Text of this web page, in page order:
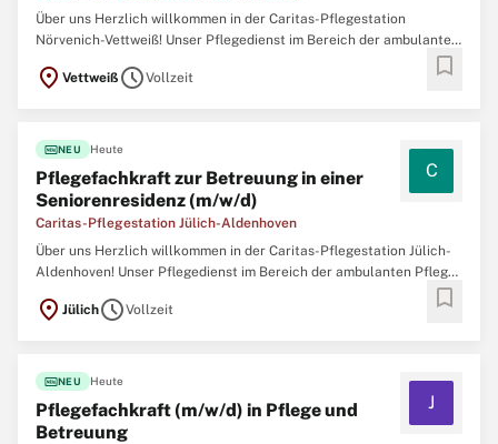
Über uns Herzlich willkommen in der Caritas-Pflegestation
Nörvenich-Vettweiß! Unser Pflegedienst im Bereich der ambulanten
Pflege und Betreuung liegt im schönen Vettweiß und gibt täglich
sein Bestes bei der Zusammenarbeit mit hilfebedürftigen
location_on Vettweiß scheduleVollzeit bookmark
fiber_newNEU Heute
Pflegefachkraft zur Betreuung in einer
Seniorenresidenz (m/w/d)
Caritas-Pflegestation Jülich-Aldenhoven
C
Über uns Herzlich willkommen in der Caritas-Pflegestation Jülich-
Aldenhoven! Unser Pflegedienst im Bereich der ambulanten Pflege
und Betreuung liegt im schönen Jülich und gibt täglich sein Bestes
bei der Zusammenarbeit mit hilfebedürftigen Menschen. Seit vielen
location_on JülichscheduleVollzeit bookmark
fiber_newNEU Heute
Pflegefachkraft (m/w/d) in Pflege und
Betreuung
J